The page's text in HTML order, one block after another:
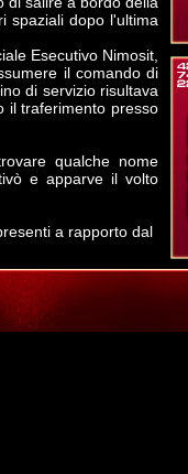
spaziali dopo l'ultima
Esecutivo Nimosit,
il comando di
di servizio risultava
il traferimento presso
qualche nome
e apparve il volto
a rapporto dal
dalla poltrona del
andando verso la
dal personale della